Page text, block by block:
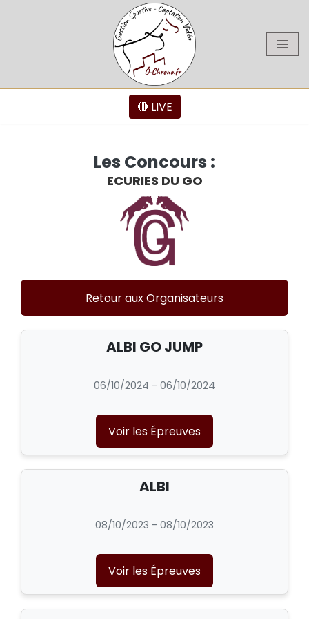
🔴 LIVE
Les Concours :
ECURIES DU GO
Retour aux Organisateurs
ALBI GO JUMP
06/10/2024 - 06/10/2024
Voir les Épreuves
ALBI
08/10/2023 - 08/10/2023
Voir les Épreuves